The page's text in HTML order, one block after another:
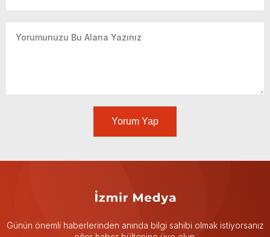
Yorum Yap
Günün önemli haberlerinden anında bilgi sahibi olmak istiyorsanız